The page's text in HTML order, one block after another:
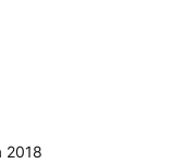
2018